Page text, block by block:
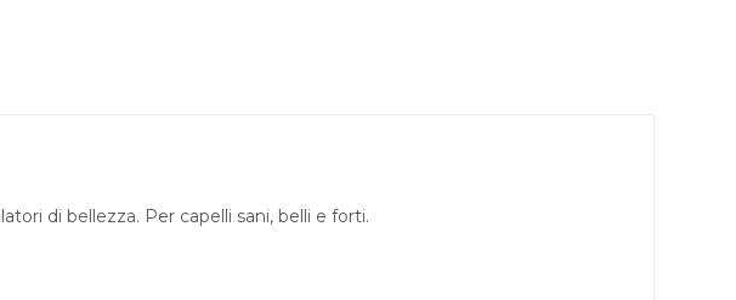
di bellezza. Per capelli sani, belli e forti.